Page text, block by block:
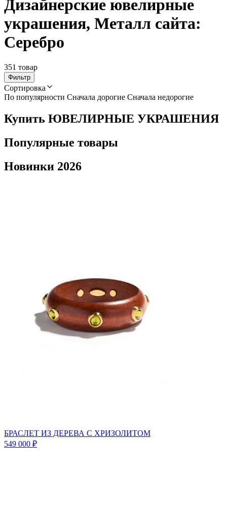
Дизайнерские ювелирные
украшения, Металл сайта:
Серебро
351 товар
Фильтр
Сортировка
По популярности Сначала дорогие Сначала недорогие
Купить ЮВЕЛИРНЫЕ УКРАШЕНИЯ
Популярные товары
Новинки 2026
БРАСЛЕТ ИЗ ДЕРЕВА С ХРИЗОЛИТОМ
549 000 ₽